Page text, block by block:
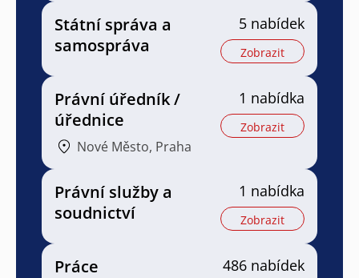
Státní správa a
samospráva
5 nabídek
Zobrazit
Právní úředník /
úřednice
Nové Město, Praha
1 nabídka
Zobrazit
Právní služby a
soudnictví
1 nabídka
Zobrazit
Práce 486 nabídek